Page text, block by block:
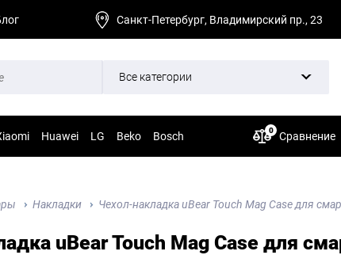
Санкт-Петербург, Владимирский пр., 23
Все категории
Huawei LG Beko Bosch Сравнение
0
Накладки Чехол-накладка uBear Touch Mag Case для
uBear Touch Mag Case для